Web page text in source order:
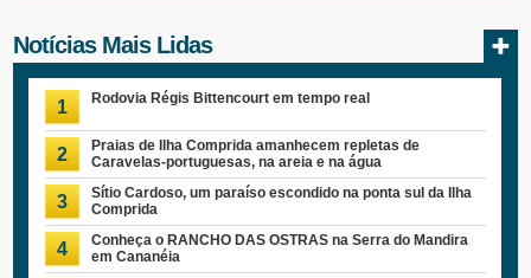
Notícias Mais Lidas
1 Rodovia Régis Bittencourt em tempo real
2
Praias de Ilha Comprida amanhecem repletas de
Caravelas-portuguesas, na areia e na água
3
Sítio Cardoso, um paraíso escondido na ponta sul da Ilha
Comprida
4
Conheça o RANCHO DAS OSTRAS na Serra do Mandira
em Cananéia